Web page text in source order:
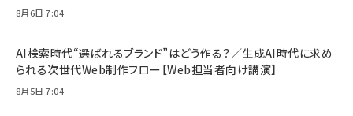
8月6日 7:04
AI検索時代“選ばれるブランド”はどう作る？／生成AI時代に求め
られる次世代Web制作フロー【Web担当者向け講演】
8月5日 7:04